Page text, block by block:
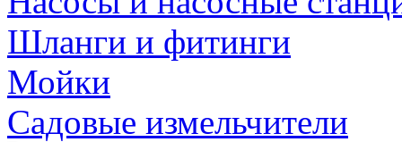
Шланги и фитинги
Мойки
Садовые измельчители